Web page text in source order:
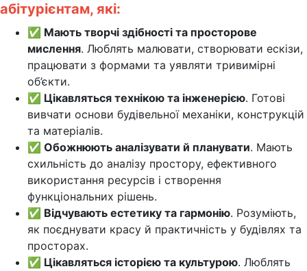
абітурієнтам, які:
✅ Мають творчі здібності та просторове
мислення. Люблять малювати, створювати ескізи,
працювати з формами та уявляти тривимірні
об’єкти.
✅ Цікавляться технікою та інженерією. Готові
вивчати основи будівельної механіки, конструкцій
та матеріалів.
✅ Обожнюють аналізувати й планувати. Мають
схильність до аналізу простору, ефективного
використання ресурсів і створення
функціональних рішень.
✅ Відчувають естетику та гармонію. Розуміють,
як поєднувати красу й практичність у будівлях та
просторах.
✅ Цікавляться історією та культурою. Люблять